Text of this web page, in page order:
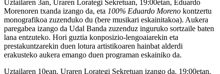
Uztailaren 3an, Uraren Lorategi Sekretuan, 19:00etan, Eduardo
Morenoren txanda izango da, eta 100% Eduardo Moreno kontzertu
monografikoa zuzenduko du (bere musikari eskainitakoa). Aukera
paregabea izango da Udal Banda zuzenduz inguruko sortzaile baten
lana entzuteko. Hori guztia konposizio-lengoaiarekin eta
prestakuntzarekin duen lotura artistikoaren hainbat alderdi
erakusteko aukera emango duen programan eskainiko da.
Uztailaren 10ean, Uraren Lorategi Sekretuan izango da, 19:00etan.